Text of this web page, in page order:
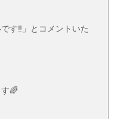
す‼︎」とコメントいた
🌈